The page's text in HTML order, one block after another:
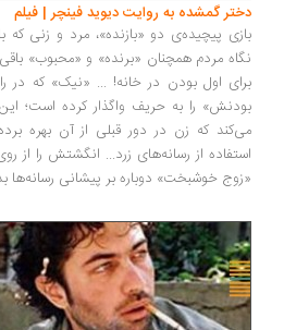
دختر گمشده به روایت دیوید فینچر | فیلم
بازی پیچیده‌ی دو «بازنده»، مرد و زنی که
نگاه مردم همچنان «برنده» و «محبوب»
برای اول بودن در خانه! ... «نیک» که در
بودنش» را به حریف واگذار کرده است؛ این
می‌کند که زن در دور قبلی از آن بهره
استفاده از رسانه‌های زرد... انگشتش را از
«زوج خوشبخت» دوباره بر پیشانی رسانه‌ها